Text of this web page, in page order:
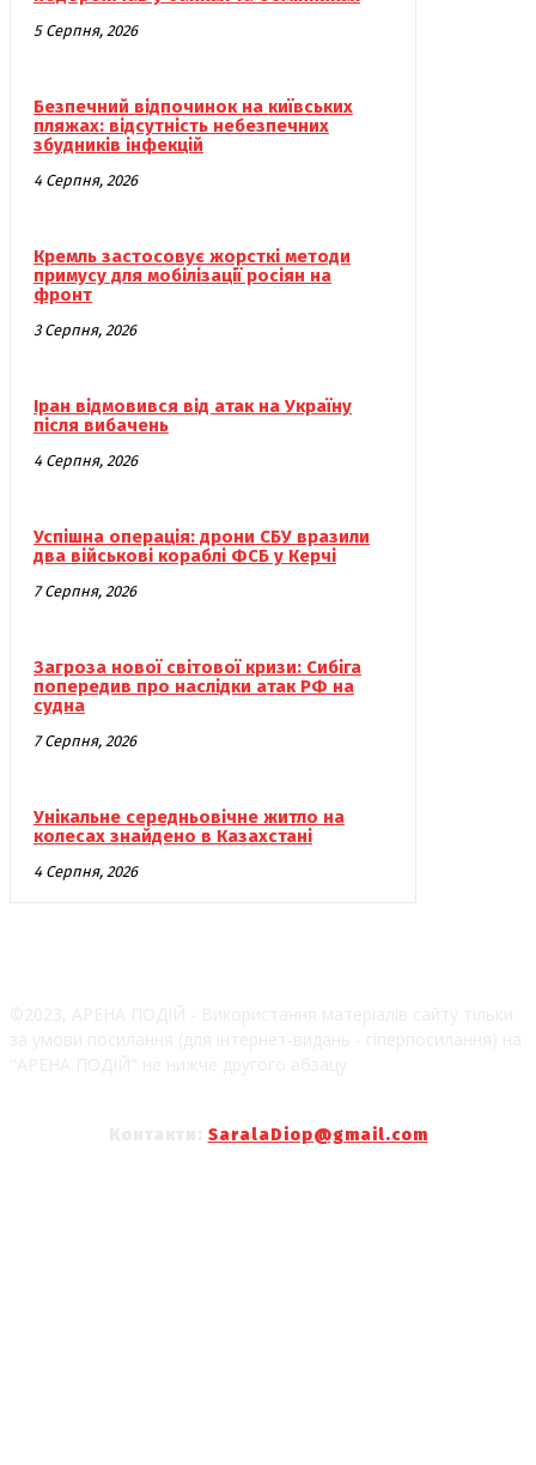
5 Серпня, 2026
Безпечний відпочинок на київських
пляжах: відсутність небезпечних
збудників інфекцій
4 Серпня, 2026
Кремль застосовує жорсткі методи
примусу для мобілізації росіян на
фронт
3 Серпня, 2026
Іран відмовився від атак на Україну
після вибачень
4 Серпня, 2026
Успішна операція: дрони СБУ вразили
два військові кораблі ФСБ у Керчі
7 Серпня, 2026
Загроза нової світової кризи: Сибіга
попередив про наслідки атак РФ на
судна
7 Серпня, 2026
Унікальне середньовічне житло на
колесах знайдено в Казахстані
4 Серпня, 2026
SaralaDiop@gmail.com